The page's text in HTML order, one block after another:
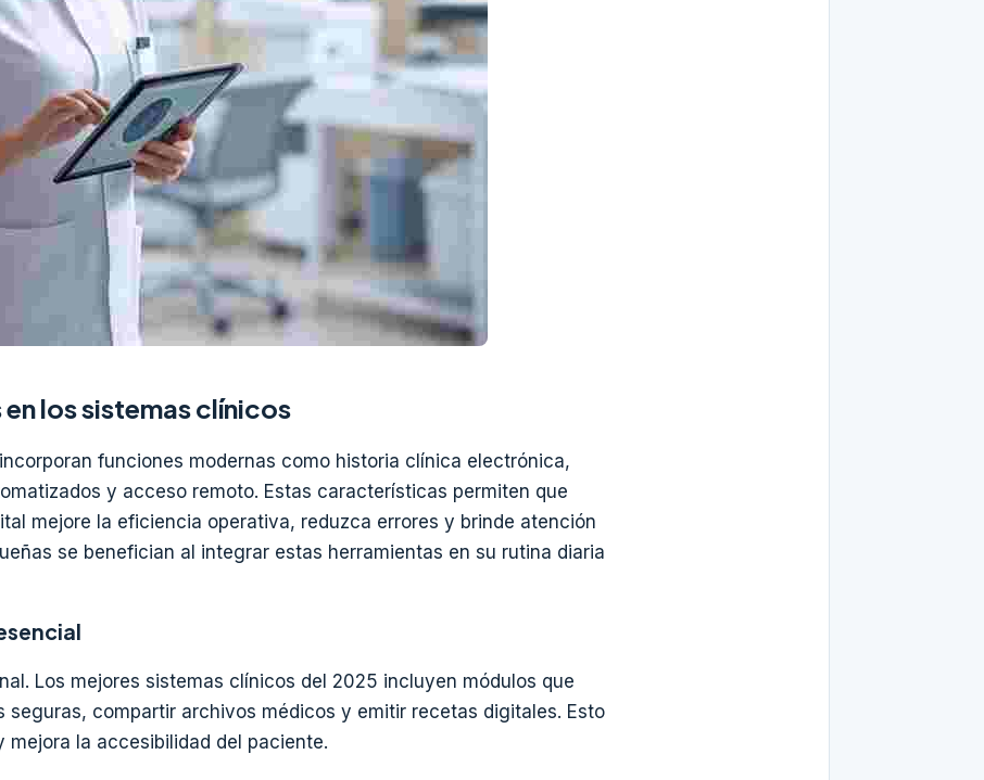
los sistemas clínicos
funciones modernas como historia clínica electrónica,
y acceso remoto. Estas características permiten que
mejore la eficiencia operativa, reduzca errores y brinde atención
se benefician al integrar estas herramientas en su rutina diaria
Los mejores sistemas clínicos del 2025 incluyen módulos que
seguras, compartir archivos médicos y emitir recetas digitales. Esto
la accesibilidad del paciente.